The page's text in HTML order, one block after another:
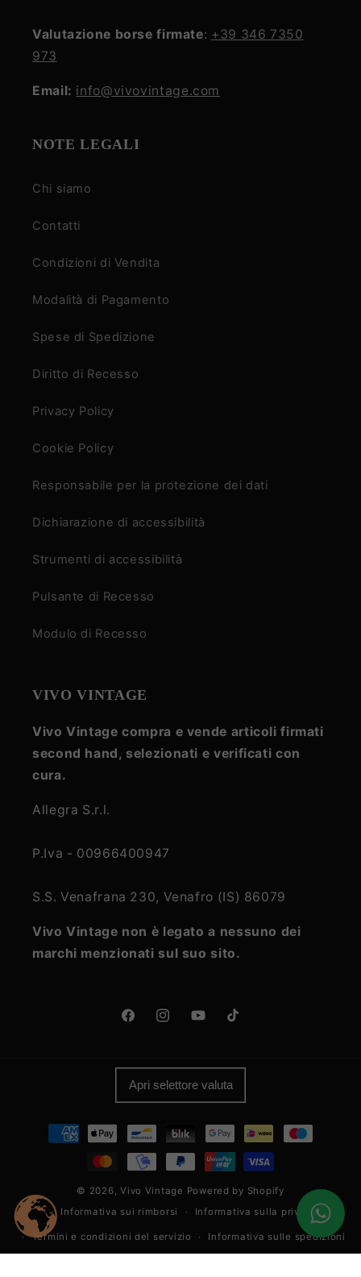
Valutazione borse firmate: +39 346 7350
973
Email: info@vivovintage.com
NOTE LEGALI
Chi siamo
Contatti
Condizioni di Vendita
Modalità di Pagamento
Spese di Spedizione
Diritto di Recesso
Privacy Policy
Cookie Policy
Responsabile per la protezione dei dati
Dichiarazione di accessibilità
Strumenti di accessibilità
Pulsante di Recesso
Modulo di Recesso
VIVO VINTAGE
Vivo Vintage compra e vende articoli firmati
second hand, selezionati e verificati con
cura.
Allegra S.r.l.
P.Iva - 00966400947
S.S. Venafrana 230, Venafro (IS) 86079
Vivo Vintage non è legato a nessuno dei
marchi menzionati sul suo sito.
FacebookInstagramYouTubeTikTok
Apri selettore valuta
Metodi
pagamento
© 2026,Vivo Vintage Powered by Shopify
Informativa sui rimborsi
Informativa sulla privacy
Termini e condizioni del servizio Informativa sulle spedizioni